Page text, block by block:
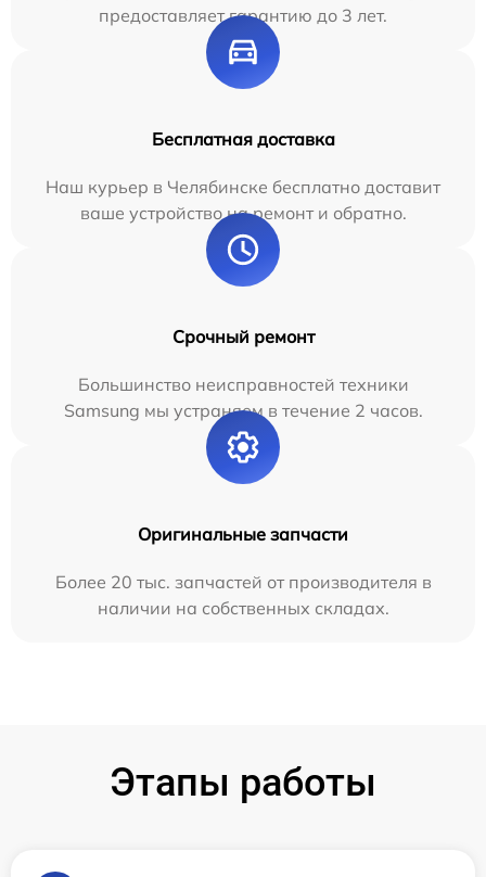
предоставляет гарантию до 3 лет.
Бесплатная доставка
Наш курьер в Челябинске бесплатно доставит
ваше устройство на ремонт и обратно.
Срочный ремонт
Большинство неисправностей техники
Samsung мы устраняем в течение 2 часов.
Оригинальные запчасти
Более 20 тыс. запчастей от производителя в
наличии на собственных складах.
Этапы работы